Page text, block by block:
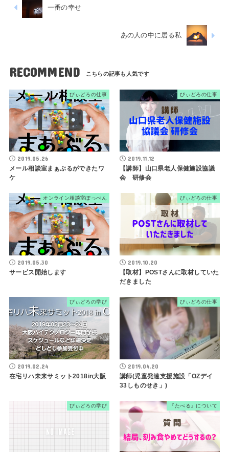
一番の幸せ
あの人の中に居る私
RECOMMEND
びぃどろの仕事
2019.05.26
メール相談室まぁぶるができたワ
ケ
びぃどろの仕事
2019.11.12
【講師】山口県老人保健施設協議
会 研修会
オンライン相談室ぽっぺん
2019.05.30
サービス開始します
びぃどろの仕事
2019.10.20
【取材】POSTさんに取材していた
だきました
びぃどろの学び
2019.02.24
在宅リハ未来サミット2018in大阪
びぃどろの仕事
2019.04.20
講師(児童発達支援施設「OZデイ
33しものせき」)
びぃどろの学び 『たべる』について